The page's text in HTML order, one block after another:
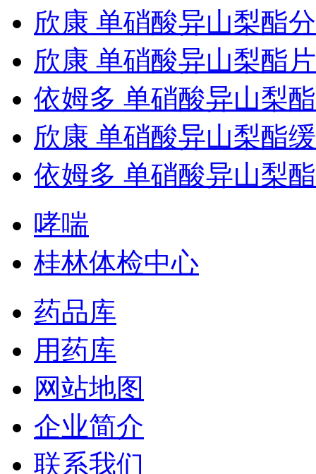
欣康 单硝酸异山梨酯
欣康 单硝酸异山梨酯片
依姆多 单硝酸异山梨
欣康 单硝酸异山梨酯
依姆多 单硝酸异山梨
哮喘
桂林体检中心
药品库
用药库
网站地图
企业简介
联系我们